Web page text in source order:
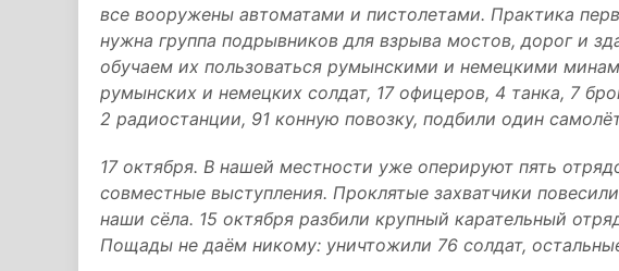
все вооружены автоматами и пистолетами. Практика
нужна группа подрывников для взрыва мостов, дорог и
обучаем их пользоваться румынскими и немецкими
румынских и немецких солдат, 17 офицеров, 4 танка, 7
2 радиостанции, 91 конную повозку, подбили один
17 октября. В нашей местности уже оперируют пять
совместные выступления. Проклятые захватчики
наши сёла. 15 октября разбили крупный карательный
Пощады не даём никому: уничтожили 76 солдат,